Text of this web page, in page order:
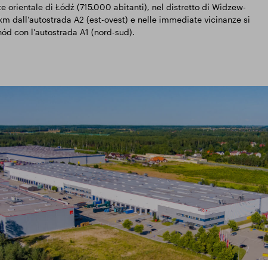
orientale di Łódź (715.000 abitanti), nel distretto di Widzew-
dall'autostrada A2 (est-ovest) e nelle immediate vicinanze si
con l'autostrada A1 (nord-sud).